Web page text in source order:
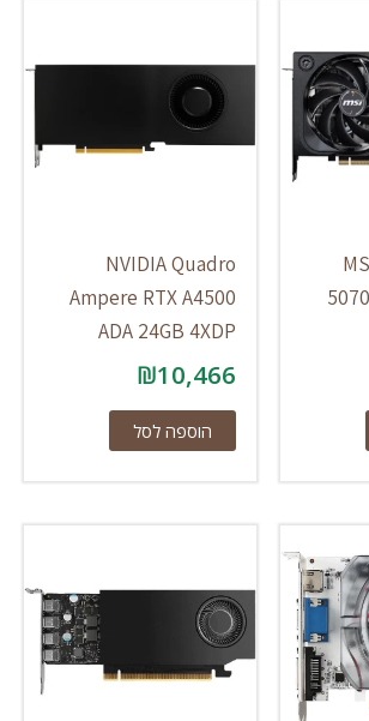
NVIDIA Quadro
Ampere RTX A4500
ADA 24GB 4XDP
₪10,466
הוספה לסל